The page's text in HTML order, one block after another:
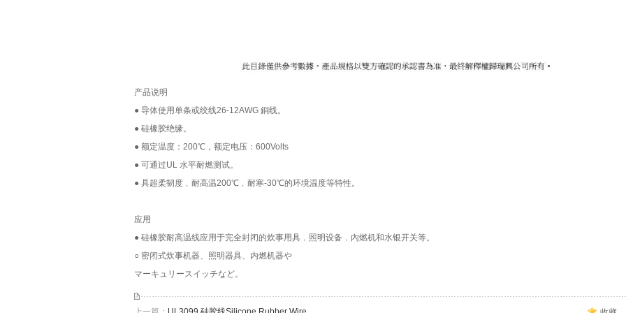
产品说明
● 导体使用单条或绞线26-12AWG 銅线。
● 硅橡胶绝缘。
● 额定温度：200℃，额定电压：600Volts
● 可通过UL 水平耐燃测试。
● 具超柔韧度﹐耐高温200℃﹐耐寒-30℃的环境温度等特性。
应用
● 硅橡胶耐高温线应用于完全封闭的炊事用具﹐照明设备﹐內燃机和水银开关等。
○ 密闭式炊事机器、照明器具、内燃机器や
マーキュリースイッチなど。